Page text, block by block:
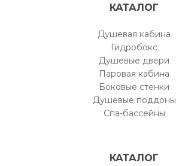
КАТАЛОГ
Душевая кабина
Гидробокс
Душевые двери
Паровая кабина
Боковые стенки
Душевые поддоны
Спа-бассейны
КАТАЛОГ